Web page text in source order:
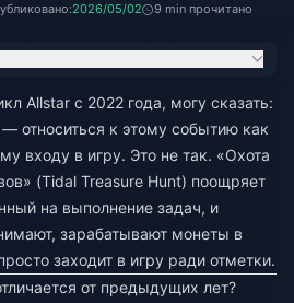
2026/05/02 9 min прочитано
Allstar с 2022 года, могу сказать:
относиться к этому событию как
входу в игру. Это не так. «Охота
(Tidal Treasure Hunt) поощряет
на выполнение задач, и
зарабатывают монеты в
заходит в игру ради отметки.
от предыдущих лет?